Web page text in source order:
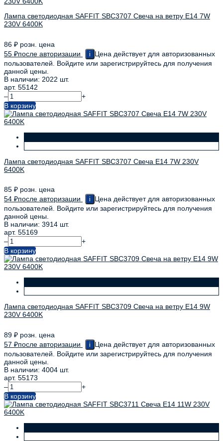
Лампа светодиодная SAFFIT SBC3707 Свеча на ветру E14 7W
230V 6400K
86 ₽ розн. цена
55 ₽после авторизации i
Цена действует для авторизованных
пользователей. Войдите или зарегистрируйтесь для получения
данной цены.
В наличии: 2022 шт.
арт. 55142
–
+
В корзину
Лампа светодиодная SAFFIT SBC3707 Свеча E14 7W 230V
6400K
85 ₽ розн. цена
54 ₽после авторизации i
Цена действует для авторизованных
пользователей. Войдите или зарегистрируйтесь для получения
данной цены.
В наличии: 3914 шт.
арт. 55169
–
+
В корзину
Лампа светодиодная SAFFIT SBC3709 Свеча на ветру E14 9W
230V 6400K
89 ₽ розн. цена
57 ₽после авторизации i
Цена действует для авторизованных
пользователей. Войдите или зарегистрируйтесь для получения
данной цены.
В наличии: 4004 шт.
арт. 55173
–
+
В корзину